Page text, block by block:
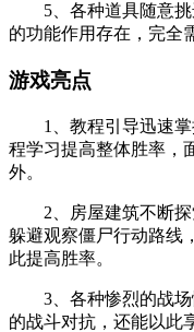
5、各种道具随意挑
的功能作用存在，完全
游戏亮点
1、教程引导迅速掌
程学习提高整体胜率，
外。
2、房屋建筑不断探
躲避观察僵尸行动路线
此提高胜率。
3、各种惨烈的战场
的战斗对抗，还能以此